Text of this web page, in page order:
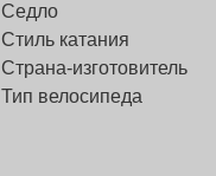
Седло
Стиль катания
Страна-изготовитель
Тип велосипеда